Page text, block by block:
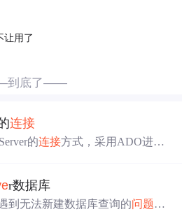
让用了
底了——
连接
Server的连接方式，采用ADO进行
允许远程
加内容，最后提及MFC对数据库
r数据库
到无法新建数据库查询的问题及